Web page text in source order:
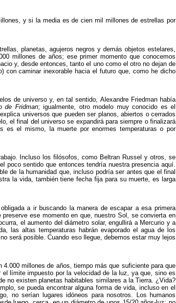
y si la media es de cien mil millones de estrellas por
planetas, agujeros negros y demás objetos estelares,
millones de años; ese primer momento que conocemos
y, desde entonces, tanto el uno como el otro no dejan de
) con caminar inexorable hacia el futuro que, como he dicho
de universo y, en tal sentido, Alexandre Friedman había
de Fridman; igualmente, otro modelo muy conocido es el
universos que pueden ser planos, abiertos o cerrados
el final del universo se expandirá para siempre o finalizará
es el mismo, la muerte por enormes temperaturas o por
Incluso los filósofos, como Beltran Russel y otros, se
poco sentido que entonces tendría nuestra presencia aquí.
de la humanidad que, incluso podría ser antes que el final
la vida, también tiene fecha fija para su muerte, es larga
a ir buscando la manera de escapar a esa primera
ese momento en que, nuestro Sol, se convierta en
el aumento del diámetro solar, engullirá a Mercurio y a
las altas temperaturas habrán evaporado el agua de los
será posible. Cuando eso llegue, debemos estar muy lejos
millones de años, tiempo más que suficiente para que
el límite impuesto por la velocidad de la luz, ya que, sino es
no existen planetas habitables similares a la Tierra. ¿Vida?
se pueda encontrar alguna forma de vida, incluso en el
no serían lugares idóneos para nosotros. Los humanos